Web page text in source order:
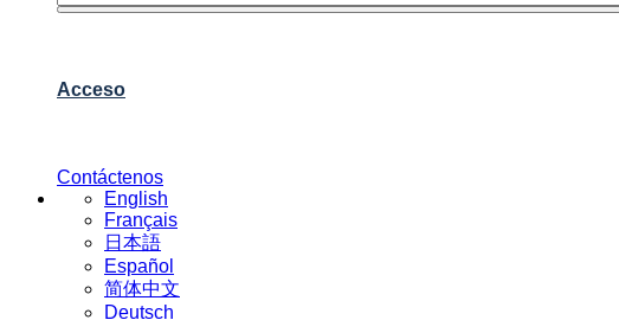
Acceso
Contáctenos
English
Français
日本語
Español
简体中文
Deutsch